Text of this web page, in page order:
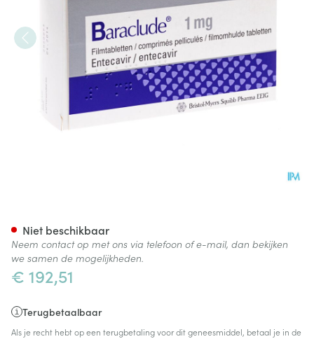
€ 192,51
Terugbetaalbaar
Als je recht hebt op een terugbetaling voor dit geneesmiddel, betaal je in de
Niet beschikbaar
Neem contact op met ons via telefoon of e-mail, dan bekijken
we samen de mogelijkheden.